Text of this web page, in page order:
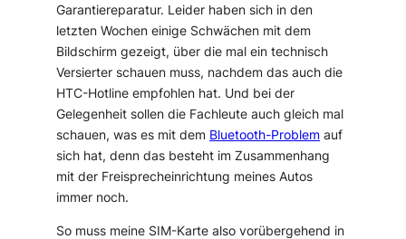
Garantiereparatur. Leider haben sich in den
letzten Wochen einige Schwächen mit dem
Bildschirm gezeigt, über die mal ein technisch
Versierter schauen muss, nachdem das auch die
HTC-Hotline empfohlen hat. Und bei der
Gelegenheit sollen die Fachleute auch gleich mal
schauen, was es mit dem Bluetooth-Problem auf
sich hat, denn das besteht im Zusammenhang
mit der Freisprecheinrichtung meines Autos
immer noch.
So muss meine SIM-Karte also vorübergehend in